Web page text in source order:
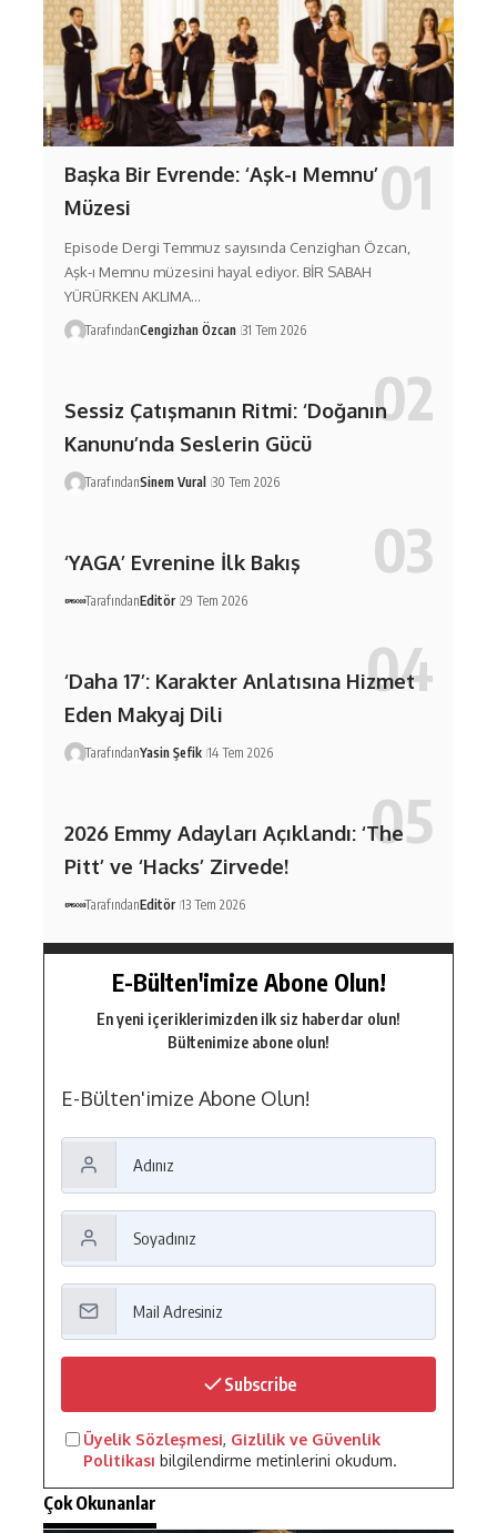
Başka Bir Evrende: ‘Aşk-ı Memnu’
Müzesi
Episode Dergi Temmuz sayısında Cenzighan Özcan,
Aşk-ı Memnu müzesini hayal ediyor. BİR SABAH
YÜRÜRKEN AKLIMA…
TarafındanCengizhan Özcan 31 Tem 2026
Sessiz Çatışmanın Ritmi: ‘Doğanın
Kanunu’nda Seslerin Gücü
TarafındanSinem Vural 30 Tem 2026
‘YAGA’ Evrenine İlk Bakış
TarafındanEditör 29 Tem 2026
‘Daha 17’: Karakter Anlatısına Hizmet
Eden Makyaj Dili
TarafındanYasin Şefik 14 Tem 2026
2026 Emmy Adayları Açıklandı: ‘The
Pitt’ ve ‘Hacks’ Zirvede!
TarafındanEditör 13 Tem 2026
E-Bülten'imize Abone Olun!
En yeni içeriklerimizden ilk siz haberdar olun!
Bültenimize abone olun!
E-Bülten'imize Abone Olun!
Subscribe
Üyelik Sözleşmesi, Gizlilik ve Güvenlik
Politikası bilgilendirme metinlerini okudum.
Çok Okunanlar